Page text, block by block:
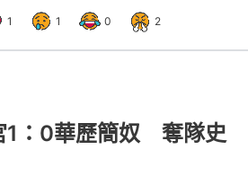
1 1 0 2
1：0華歷簡奴 奪隊史